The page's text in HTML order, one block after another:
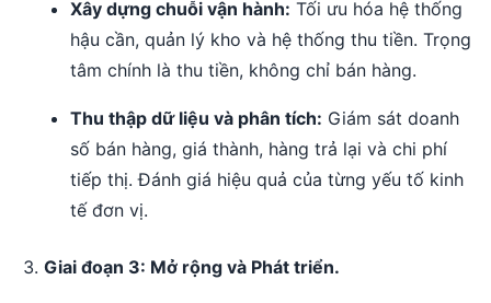
Xây dựng chuỗi vận hành: Tối ưu hóa hệ thống
hậu cần, quản lý kho và hệ thống thu tiền. Trọng
tâm chính là thu tiền, không chỉ bán hàng.
Thu thập dữ liệu và phân tích: Giám sát doanh
số bán hàng, giá thành, hàng trả lại và chi phí
tiếp thị. Đánh giá hiệu quả của từng yếu tố kinh
tế đơn vị.
Giai đoạn 3: Mở rộng và Phát triển.